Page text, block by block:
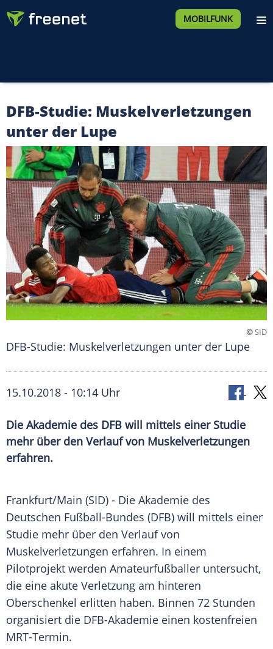
MOBILFUNK
DFB-Studie: Muskelverletzungen
unter der Lupe
©SID
DFB-Studie: Muskelverletzungen unter der Lupe
15.10.2018 - 10:14 Uhr
Die Akademie des DFB will mittels einer Studie
mehr über den Verlauf von Muskelverletzungen
erfahren.
Frankfurt/Main (SID) - Die Akademie des
Deutschen Fußball-Bundes (DFB) will mittels einer
Studie mehr über den Verlaufvon
Muskelverletzungen erfahren. In einem
Pilotprojekt werden Amateurfußballer untersucht,
die eine akute Verletzung am hinteren
Oberschenkel erlitten haben. Binnen 72 Stunden
organisiert die DFB-Akademie einen kostenfreien
MRT-Termin.